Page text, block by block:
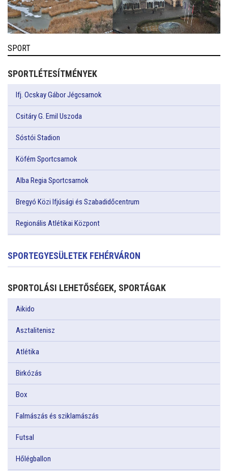
SPORT
SPORTLÉTESÍTMÉNYEK
Ifj. Ocskay Gábor Jégcsarnok
Csitáry G. Emil Uszoda
Sóstói Stadion
Köfém Sportcsarnok
Alba Regia Sportcsarnok
Bregyó Közi Ifjúsági és Szabadidőcentrum
Regionális Atlétikai Központ
SPORTEGYESÜLETEK FEHÉRVÁRON
SPORTOLÁSI LEHETŐSÉGEK, SPORTÁGAK
Aikido
Asztalitenisz
Atlétika
Birkózás
Box
Falmászás és sziklamászás
Futsal
Hőlégballon